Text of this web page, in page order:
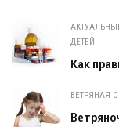
ДЕТЕЙ
Как
ВЕТРЯНАЯ